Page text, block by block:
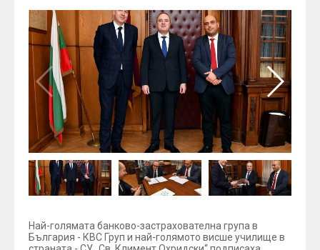
Най-голямата банково-застрахователна група в
България - КВС Груп и най-голямото висше училище в